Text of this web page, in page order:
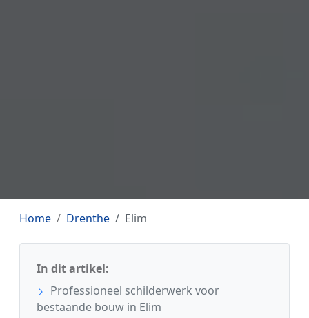
Home Drenthe Elim
In dit artikel:
Professioneel schilderwerk voor
bestaande bouw in Elim